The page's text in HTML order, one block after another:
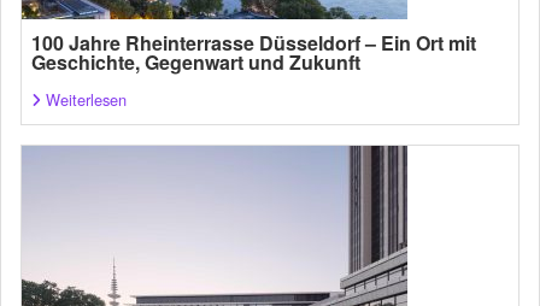
100 Jahre Rheinterrasse Düsseldorf – Ein Ort mit
Geschichte, Gegenwart und Zukunft
Weiterlesen